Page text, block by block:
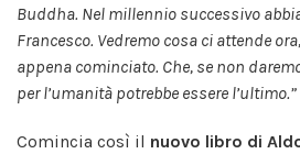
Buddha. Nel millennio successivo
Francesco. Vedremo cosa ci attende
appena cominciato. Che, se non
per l’umanità potrebbe essere l’ultimo.”
Comincia così il nuovo libro di